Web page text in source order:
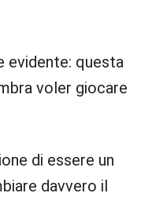
evidente: questa
voler giocare
di essere un
davvero il